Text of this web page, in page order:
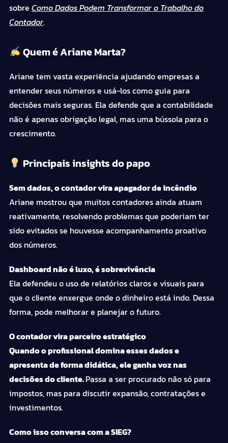
sobre Como Dados Podem Transformar o Trabalho do
Contador.
Quem é Ariane Marta?
Ariane tem vasta experiência ajudando empresas a
entender seus números e usá-los como guia para
decisões mais seguras. Ela defende que a contabilidade
não é apenas obrigação legal, mas uma bússola para o
crescimento.
Principais insights do papo
Sem dados, o contador vira apagador de incêndio
Ariane mostrou que muitos contadores ainda atuam
reativamente, resolvendo problemas que poderiam ter
sido evitados se houvesse acompanhamento proativo
dos números.
Dashboard não é luxo, é sobrevivência
Ela defendeu o uso de relatórios claros e visuais para
que o cliente enxergue onde o dinheiro está indo. Dessa
forma, pode melhorar e planejar o futuro.
O contador vira parceiro estratégico
Quando o profissional domina esses dados e
apresenta de forma didática, ele ganha voz nas
decisões do cliente.Passa a ser procurado não só para
impostos, mas para discutir expansão, contratações e
investimentos.
Como isso conversa com a SIEG?